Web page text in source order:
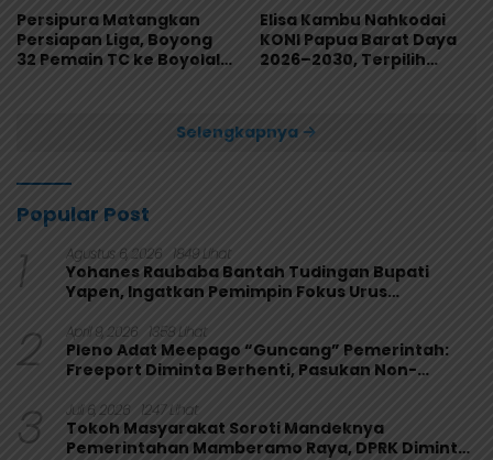
Persipura Matangkan
Persiapan Liga, Boyong
32 Pemain TC ke Boyolali
Elisa Kambu Nahkodai
KONI Papua Barat Daya
2026–2030, Terpilih
Selengkapnya
Popular Post
1 Agustus 6, 2026 1849 Lihat
Yohanes Raubaba Bantah Tudingan Bupati
Yapen, Ingatkan Pemimpin Fokus Urus
2 April 9, 2026 1358 Lihat
Pleno Adat Meepago “Guncang” Pemerintah:
Freeport Diminta Berhenti, Pasukan Non-
3 Juli 6, 2026 1247 Lihat
Tokoh Masyarakat Soroti Mandeknya
Pemerintahan Mamberamo Raya, DPRK Diminta